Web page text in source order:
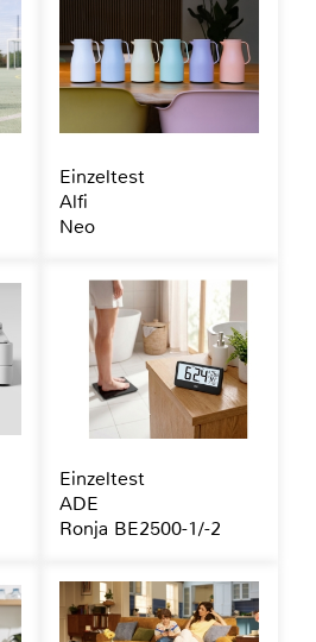
Einzeltest
Alfi
Neo
Einzeltest
ADE
Ronja BE2500-1/-2